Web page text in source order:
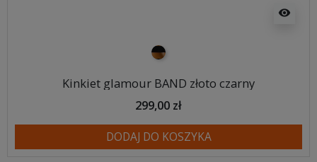
visibility
czarno złoty
Kinkiet glamour BAND złoto czarny
299,00 zł
DODAJ DO KOSZYKA